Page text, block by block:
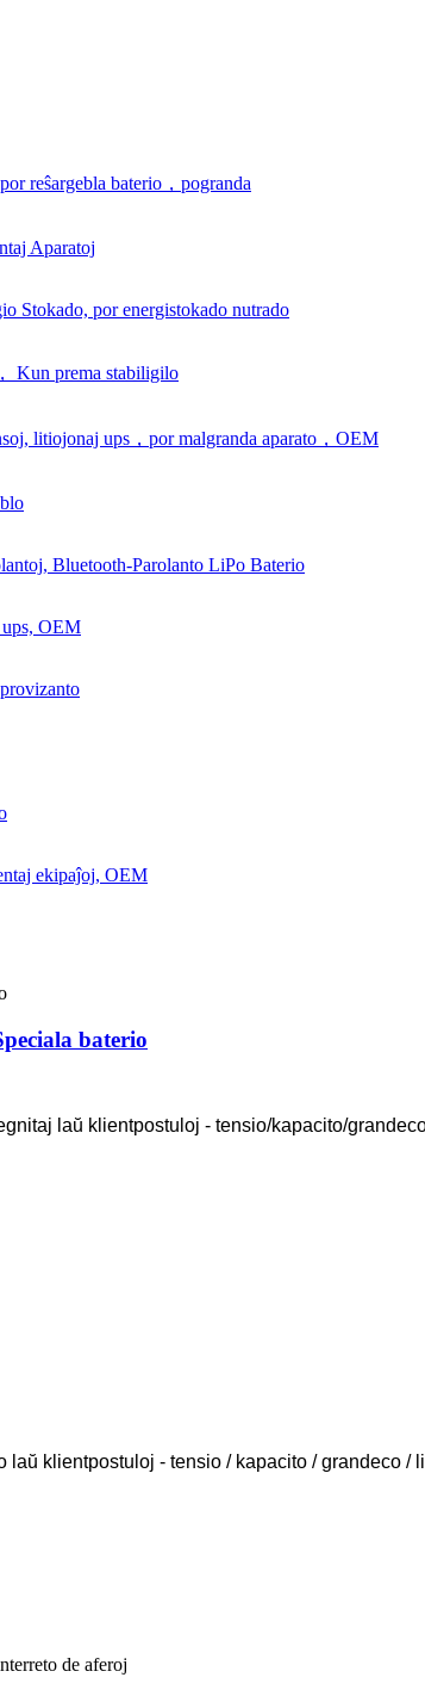
baterio
laŭ klientpostuloj - tensio/kapacito/
klientpostuloj - tensio / kapacito / grandeco /